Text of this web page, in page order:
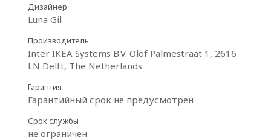
Дизайнер
Luna Gil
Производитель
Inter IKEA Systems B.V. Olof Palmestraat 1, 2616
LN Delft, The Netherlands
Гарантия
Гарантийный срок не предусмотрен
Срок службы
не ограничен